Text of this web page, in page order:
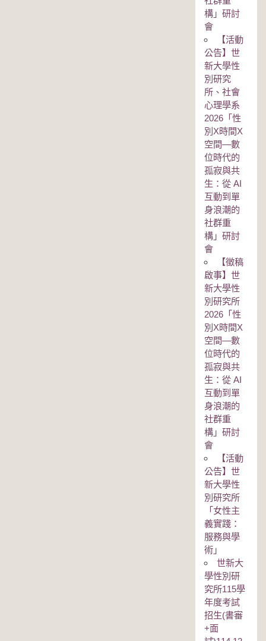
構」研討
會
【活動
公告】世
新大學性
別研究
所、社會
心理學系
2026「性
別Χ時間Χ
空間—數
位時代的
孤寂與共
生：從 AI
互動到單
身浪潮的
社群重
構」研討
會
【徵稿
啟事】世
新大學性
別研究所
2026「性
別Χ時間Χ
空間—數
位時代的
孤寂與共
生：從 AI
互動到單
身浪潮的
社群重
構」研討
會
【活動
公告】世
新大學性
別研究所
「女性主
義實踐：
服務與學
術」
世新大
學性別研
究所115學
年度考試
招生(書審
+面